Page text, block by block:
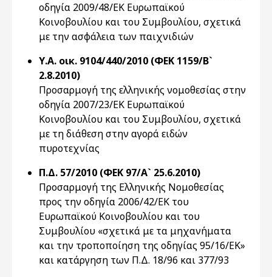
οδηγία 2009/48/ΕΚ Ευρωπαϊκού
Κοινοβουλίου και του Συμβουλίου, σχετικά
με την ασφάλεια των παιχνιδιών
Υ.Α. οικ. 9104/440/2010 (ΦΕΚ 1159/Β`
2.8.2010)
Προσαρμογή της ελληνικής νομοθεσίας στην
οδηγία 2007/23/ΕΚ Ευρωπαϊκού
Κοινοβουλίου και του Συμβουλίου, σχετικά
με τη διάθεση στην αγορά ειδών
πυροτεχνίας
Π.Δ. 57/2010 (ΦΕΚ 97/Α` 25.6.2010)
Προσαρμογή της Ελληνικής Νομοθεσίας
προς την οδηγία 2006/42/ΕΚ του
Ευρωπαϊκού Κοινοβουλίου και του
Συμβουλίου «σχετικά με τα μηχανήματα
και την τροποποίηση της οδηγίας 95/16/ΕΚ»
και κατάργηση των Π.Δ. 18/96 και 377/93